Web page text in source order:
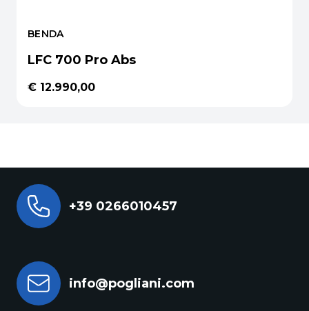
BENDA
LFC 700 Pro Abs
€ 12.990,00
+39 0266010457
info@pogliani.com